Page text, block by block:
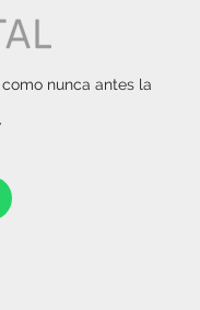
nunca antes la